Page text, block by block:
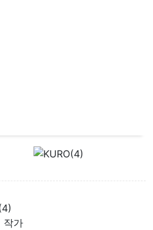
작가